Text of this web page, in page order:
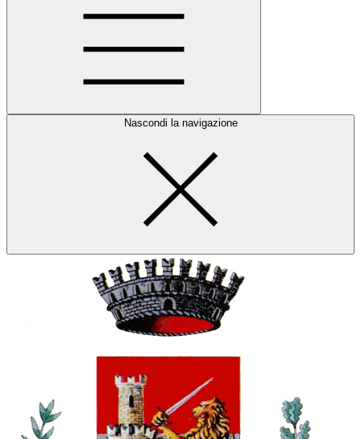
Nascondi la navigazione